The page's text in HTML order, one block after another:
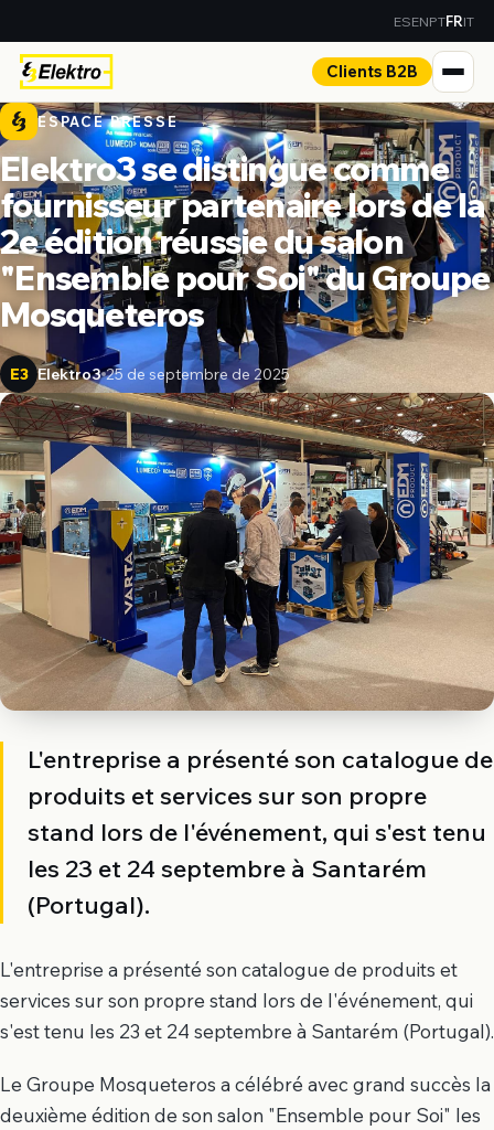
ESENPTFRIT
Clients B2B
ESPACE PRESSE
Elektro3 se distingue comme
fournisseur partenaire lors de la
2e édition réussie du salon
"Ensemble pour Soi" du Groupe
Mosqueteros
E3 Elektro3 25 de septembre de 2025
L'entreprise a présenté son catalogue de
produits et services sur son propre
stand lors de l'événement, qui s'est tenu
les 23 et 24 septembre à Santarém
(Portugal).
L'entreprise a présenté son catalogue de produits et
services sur son propre stand lors de l'événement, qui
s'est tenu les 23 et 24 septembre à Santarém (Portugal).
Le Groupe Mosqueteros a célébré avec grand succès la
deuxième édition de son salon "Ensemble pour Soi" les